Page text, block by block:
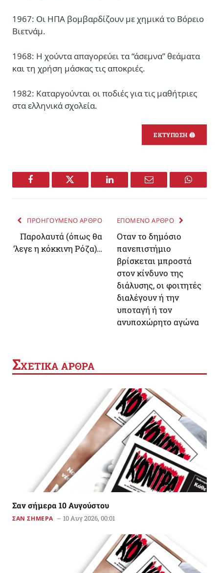
1967: Οι ΗΠΑ βομβαρδίζουν με χημικά το Βόρειο
Βιετνάμ.
1968: Η χούντα απαγορεύει τα “άσεμνα” θεάματα
και τη χρήση μάσκας τις αποκριές.
1982: Καταργούνται οι ποδιές για τις μαθήτριες
στα ελληνικά σχολεία.
ΕΚΤΥΠΩΣΗ 🖨
Facebook Twitter LinkedIn Email
ΠΡΟΗΓΟΥΜΕΝΟ ΑΡΘΡΟ
Παρολαυτά (όπως θα
‘λεγε η κόκκινη Ρόζα)…
ΕΠΟΜΕΝΟ ΑΡΘΡΟ
Οταν το δημόσιο
πανεπιστήμιο
βρίσκεται μπροστά
στον κίνδυνο της
διάλυσης, οι φοιτητές
διαλέγουν ή την
υποταγή ή τον
ανυποχώρητο αγώνα
ΣΧΕΤΙΚΑ ΑΡΘΡΑ
Σαν σήμερα 10 Αυγούστου
ΣΑΝ ΣΗΜΕΡΑ 10 Αυγ 2026, 00:01